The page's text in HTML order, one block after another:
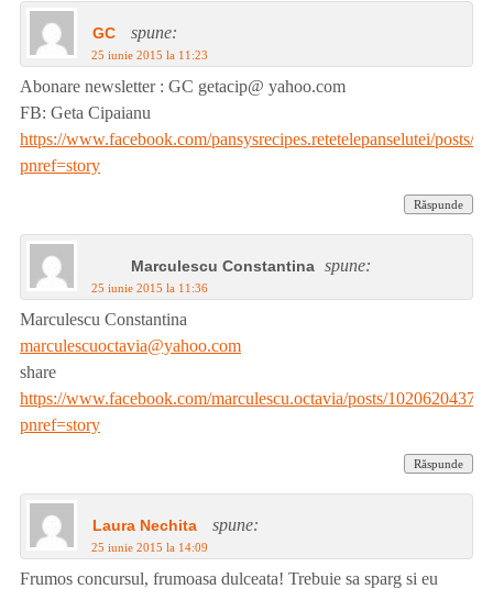
GC spune:
25 iunie 2015 la 11:23
Abonare newsletter : GC getacip@ yahoo.com
FB: Geta Cipaianu
https://www.facebook.com/pansysrecipes.retetelepanselutei/posts/
pnref=story
Răspunde
Marculescu Constantina spune:
25 iunie 2015 la 11:36
Marculescu Constantina
marculescuoctavia@yahoo.com
share
https://www.facebook.com/marculescu.octavia/posts/
pnref=story
Răspunde
Laura Nechita spune:
25 iunie 2015 la 14:09
Frumos concursul, frumoasa dulceata! Trebuie sa sparg si eu